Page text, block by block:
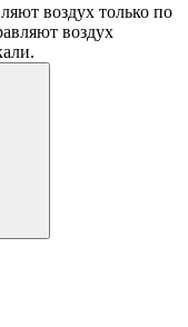
воздух только по
воздух